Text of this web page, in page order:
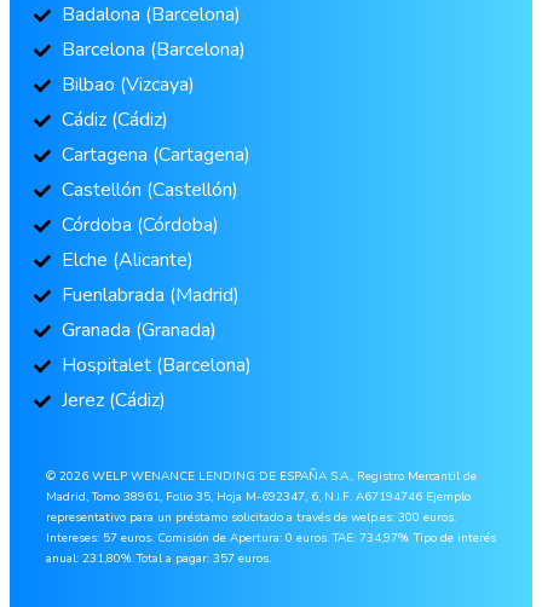
Badalona (Barcelona)
Barcelona (Barcelona)
Bilbao (Vizcaya)
Cádiz (Cádiz)
Cartagena (Cartagena)
Castellón (Castellón)
Córdoba (Córdoba)
Elche (Alicante)
Fuenlabrada (Madrid)
Granada (Granada)
Hospitalet (Barcelona)
Jerez (Cádiz)
© 2026 WELP WENANCE LENDING DE ESPAÑA S.A., Registro Mercantil de
Madrid, Tomo 38961, Folio 35, Hoja M-692347, 6, N.I.F. A67194746 Ejemplo
representativo para un préstamo solicitado a través de welp.es: 300 euros.
Intereses: 57 euros. Comisión de Apertura: 0 euros. TAE: 734,97%. Tipo de interés
anual: 231,80%. Total a pagar: 357 euros.